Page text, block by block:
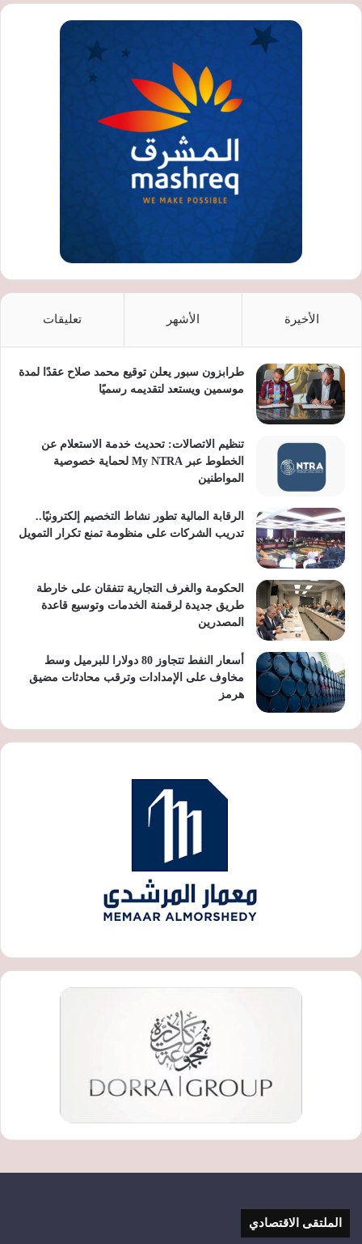
الأخيرة الأشهر تعليقات
طرابزون سبور يعلن توقيع محمد صلاح عقدًا لمدة
موسمين ويستعد لتقديمه رسميًا
تنظيم الاتصالات: تحديث خدمة الاستعلام عن
الخطوط عبر My NTRA لحماية خصوصية
المواطنين
الرقابة المالية تطور نشاط التخصيم إلكترونيًا..
تدريب الشركات على منظومة تمنع تكرار التمويل
الحكومة والغرف التجارية تتفقان على خارطة
طريق جديدة لرقمنة الخدمات وتوسيع قاعدة
المصدرين
أسعار النفط تتجاوز 80 دولارا للبرميل وسط
مخاوف على الإمدادات وترقب محادثات مضيق
هرمز
الملتقى الاقتصادي